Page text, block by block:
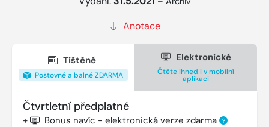
Anotace
Tištěné
Poštovné a balné ZDARMA
Elektronické
Čtěte ihned i v mobilní
aplikaci
Čtvrtletní předplatné
+ Bonus navíc - elektronická verze zdarma ?